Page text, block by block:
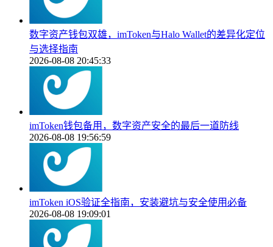
数字资产钱包双雄，imToken与Halo Wallet的差异化定位
与选择指南
2026-08-08 20:45:33
imToken钱包备用，数字资产安全的最后一道防线
2026-08-08 19:56:59
imToken iOS验证全指南，安装避坑与安全使用必备
2026-08-08 19:09:01